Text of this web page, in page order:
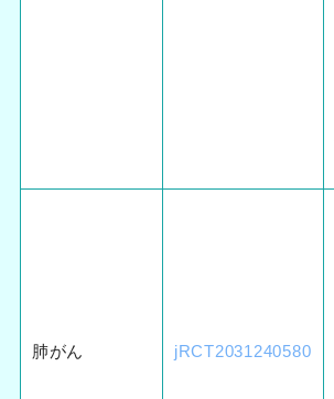
肺がん jRCT2031240580